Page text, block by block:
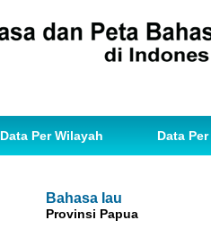
Data Per Wilayah Data
Bahasa Iau
Provinsi Papua